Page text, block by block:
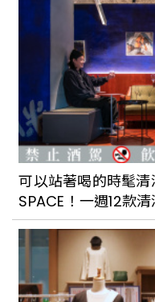
可以站著喝的時髦清
SPACE！一週12款